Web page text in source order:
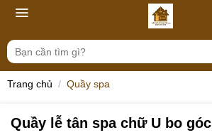
Skip
content
Tìm
kiếm:
Trang chủ / Quầy spa
Quầy lễ tân spa chữ U bo góc